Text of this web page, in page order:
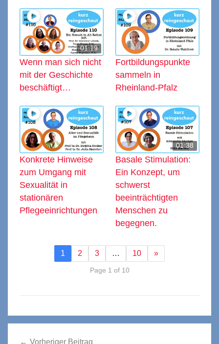
01:19
Wenn man sich nicht
mit der Geschichte
beschäftigt…
Fortbildungspunkte
sammeln in
Rheinland-Pfalz
Konkrete Hinweise
zum Umgang mit
Sexualität in
stationären
Pflegeeinrichtungen
01:38
Basale Stimulation:
Ein Konzept, um
schwerst
beeinträchtigten
Menschen zu
begegnen.
1 2 3 … 10 »
Page 1 of 10
Vorheriger Beitrag